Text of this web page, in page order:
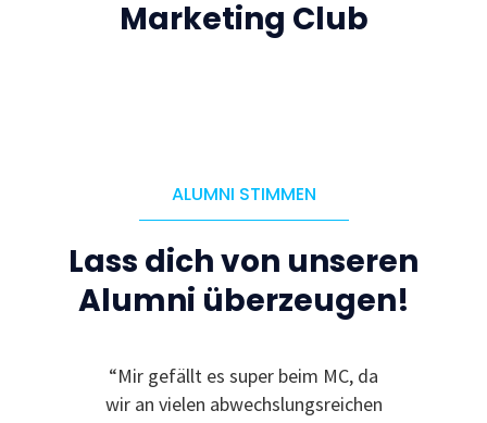
Marketing Club
ALUMNI STIMMEN
Lass dich von unseren
Alumni überzeugen!
“Mir gefällt es super beim MC, da
wir an vielen abwechslungsreichen